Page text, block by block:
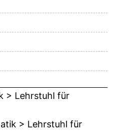
> Lehrstuhl für
> Lehrstuhl für